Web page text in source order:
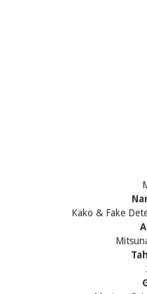
Kako & Fake